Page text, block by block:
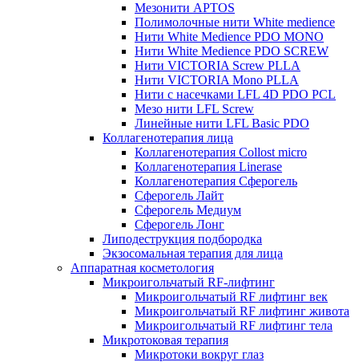
Мезонити APTOS
Полимолочные нити White medience
Нити White Medience PDO MONO
Нити White Medience PDO SCREW
Нити VICTORIA Screw PLLA
Нити VICTORIA Mono PLLA
Нити с насечками LFL 4D PDO PCL
Мезо нити LFL Screw
Линейные нити LFL Basic PDO
Коллагенотерапия лица
Коллагенотерапия Collost micro
Коллагенотерапия Linerase
Коллагенотерапия Сферогель
Сферогель Лайт
Сферогель Медиум
Сферогель Лонг
Липодеструкция подбородка
Экзосомальная терапия для лица
Аппаратная косметология
Микроигольчатый RF-лифтинг
Микроигольчатый RF лифтинг век
Микроигольчатый RF лифтинг живота
Микроигольчатый RF лифтинг тела
Микротоковая терапия
Микротоки вокруг глаз